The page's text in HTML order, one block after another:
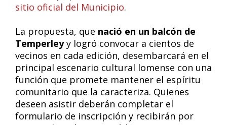
sitio oficial del Municipio.
La propuesta, que nació en un balcón de
Temperleyy logró convocar a cientos de
vecinos en cada edición, desembarcará en el
principal escenario cultural lomense con una
función que promete mantener el espíritu
comunitario que la caracteriza. Quienes
deseen asistir deberán completar el
formulario de inscripción y recibirán por